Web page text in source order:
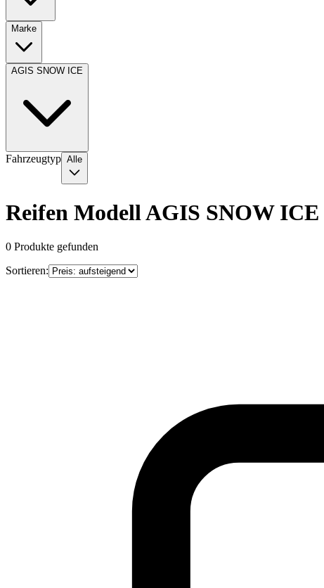
Marke
AGIS SNOW ICE
Fahrzeugtyp Alle
Reifen Modell AGIS SNOW ICE
0 Produkte gefunden
Sortieren: